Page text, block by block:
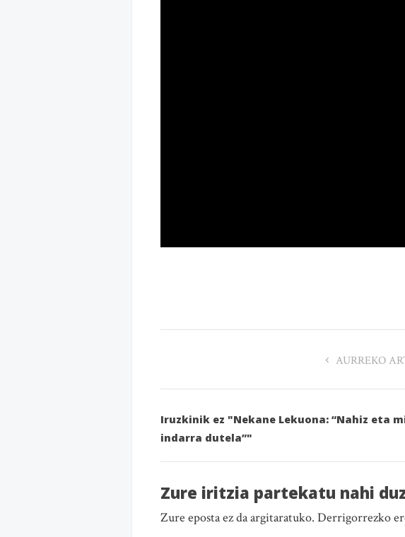
AURREKO
Iruzkinik ez "Nekane Lekuona: “Nahiz eta
indarra dutela”"
Zure iritzia partekatu nahi
Zure eposta ez da argitaratuko. Derrigorrezko